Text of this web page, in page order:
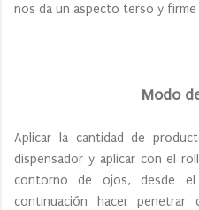
nos da un aspecto terso y firme
Modo
Aplicar la cantidad de
dispensador y aplicar con el
contorno de ojos, desde
continuación hacer